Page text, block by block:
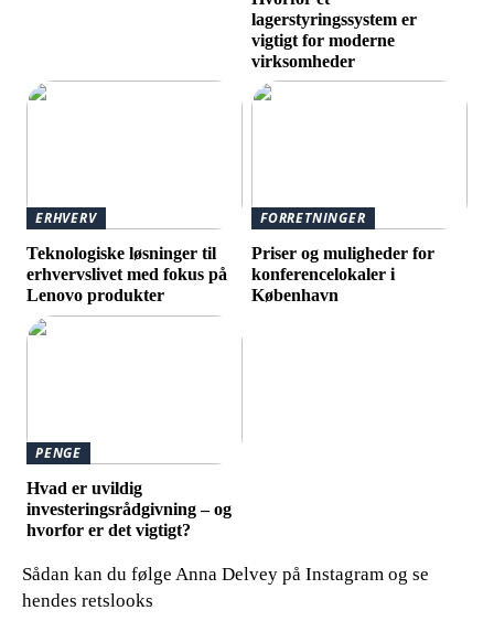
lagerstyringssystem er
vigtigt for moderne
virksomheder
ERHVERV
Teknologiske løsninger til
erhvervslivet med fokus på
Lenovo produkter
FORRETNINGER
Priser og muligheder for
konferencelokaler i
København
PENGE
Hvad er uvildig
investeringsrådgivning – og
hvorfor er det vigtigt?
Sådan kan du følge Anna Delvey på Instagram og se
hendes retslooks